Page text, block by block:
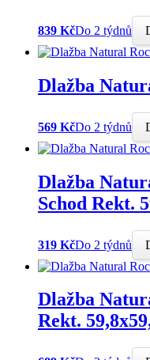
839 KčDo 2 týdnů
Dlažba
569 KčDo 2 týdnů
Dlažba
Schod Rekt.
319 KčDo 2 týdnů
Dlažba
Rekt.